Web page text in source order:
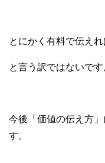
とにかく有料で伝え
と言う訳ではないで
今後「価値の伝え方
す。